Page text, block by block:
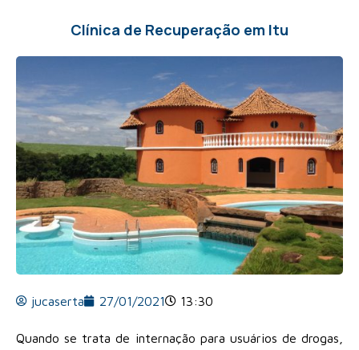
Clínica de Recuperação em Itu
jucaserta 27/01/2021 13:30
Quando se trata de internação para usuários de drogas,